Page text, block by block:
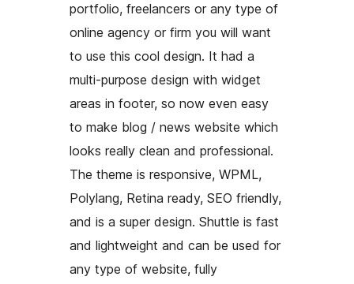
portfolio, freelancers or any type of
online agency or firm you will want
to use this cool design. It had a
multi-purpose design with widget
areas in footer, so now even easy
to make blog / news website which
looks really clean and professional.
The theme is responsive, WPML,
Polylang, Retina ready, SEO friendly,
and is a super design. Shuttle is fast
and lightweight and can be used for
any type of website, fully